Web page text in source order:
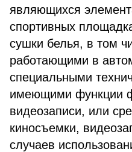
являющихся
спортивных
сушки белья, в том
работающими в
специальными
имеющими функции
видеозаписи, или
киносъемки,
случаев